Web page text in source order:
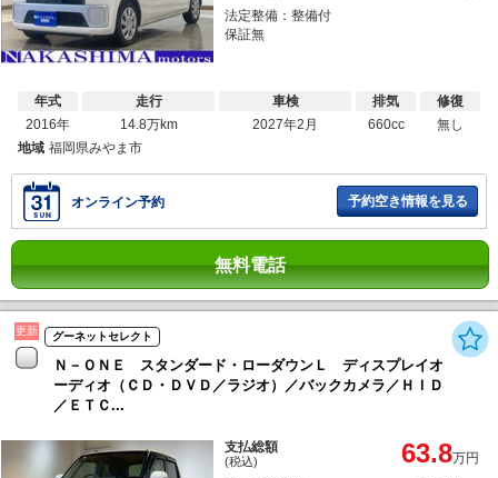
法定整備：整備付
保証無
年式
2016年
走行
14.8万km
車検
2027年2月
排気
660cc
修復
無し
地域 福岡県みやま市
オンライン予約 予約空き情報を見る
無料電話
更新 グーネットセレクト
Ｎ－ＯＮＥ スタンダード・ローダウンＬ ディスプレイオ
ーディオ（ＣＤ・ＤＶＤ／ラジオ）／バックカメラ／ＨＩＤ
／ＥＴＣ...
支払総額
(税込) 63.8万円